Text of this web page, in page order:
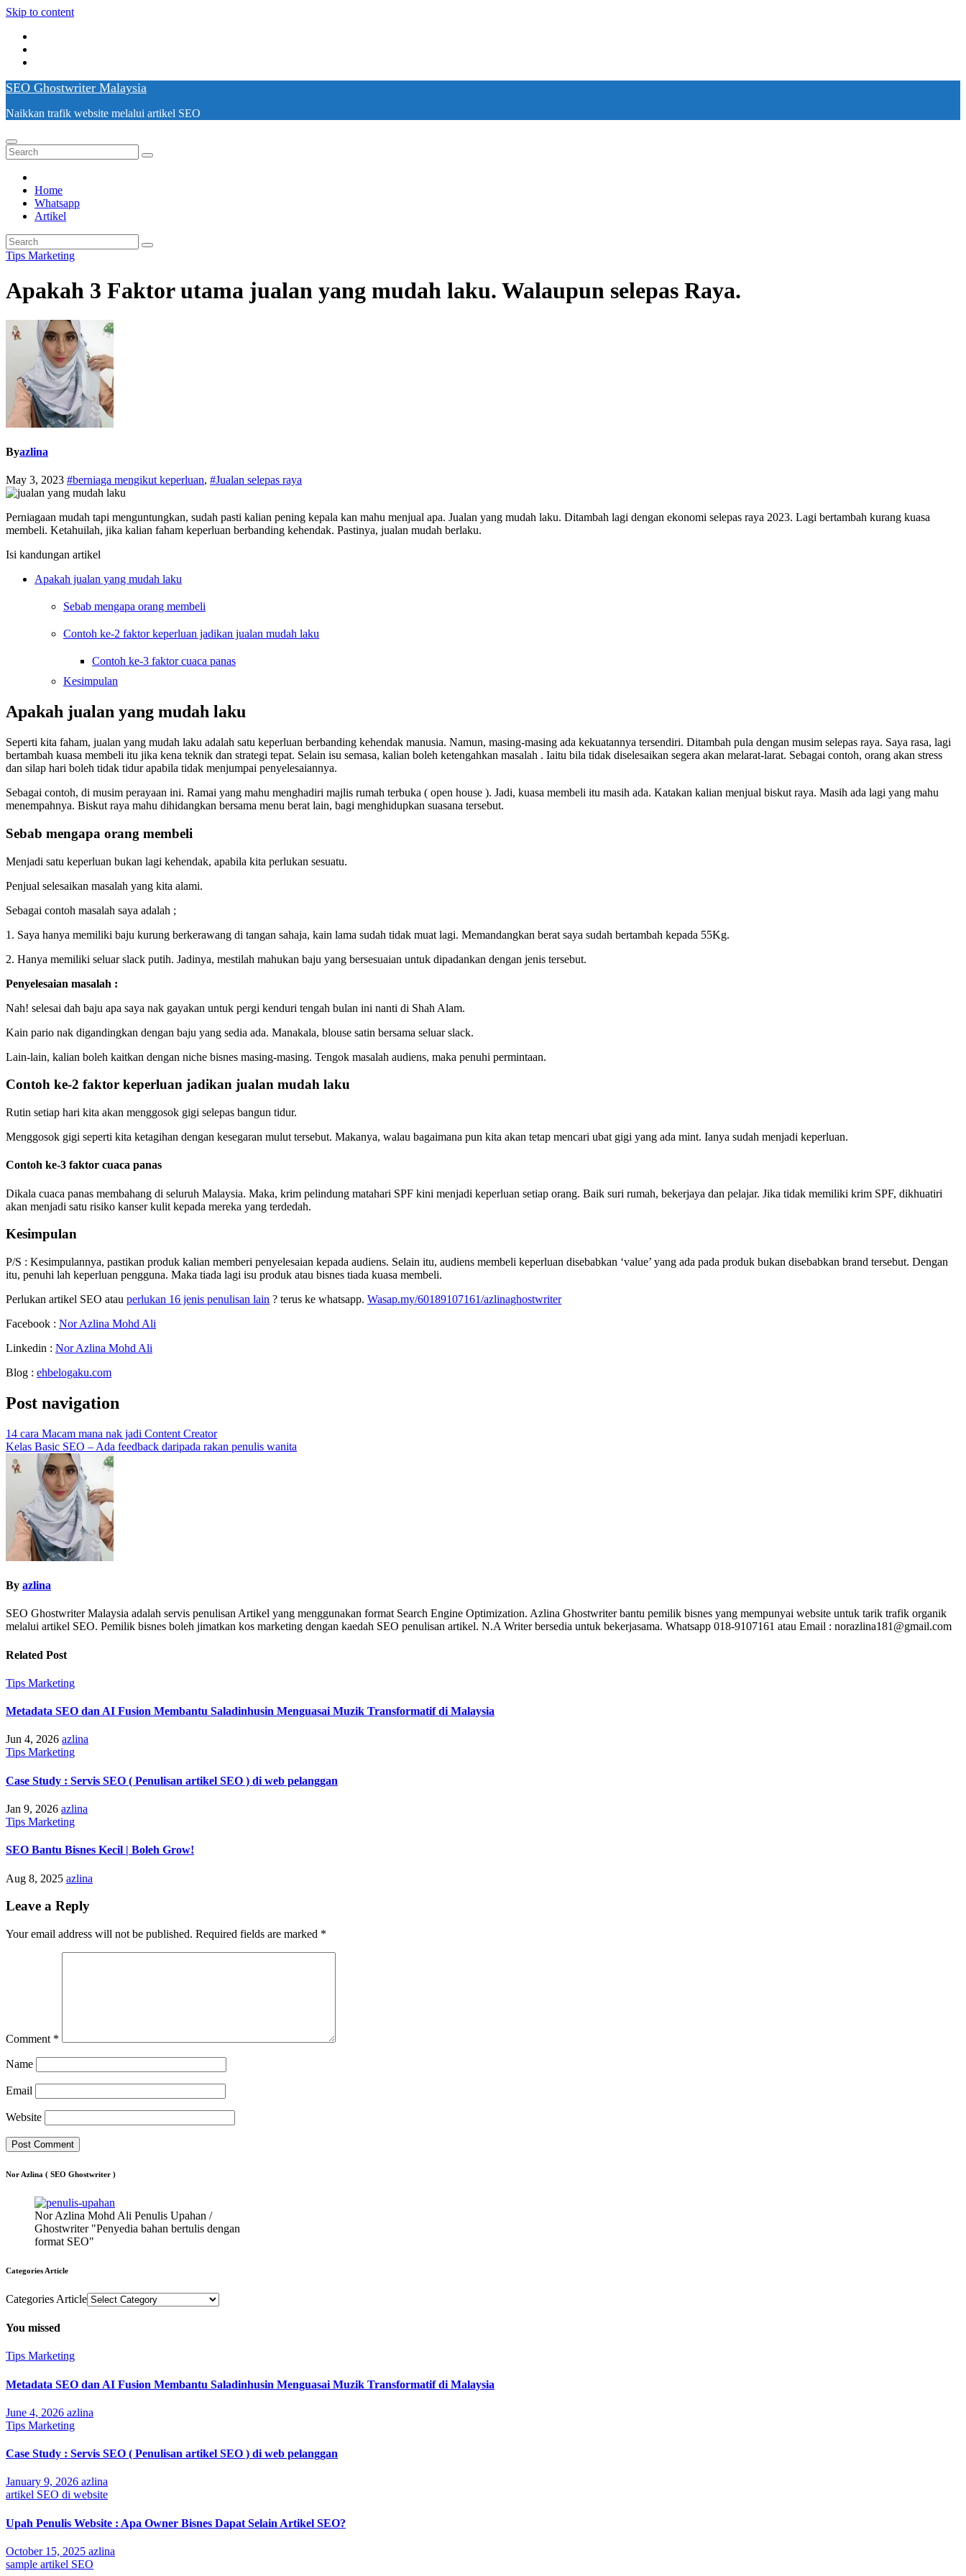
Skip to content
SEO Ghostwriter Malaysia
Naikkan trafik website melalui artikel SEO
Home
Whatsapp
Artikel
Tips Marketing
Apakah 3 Faktor utama jualan yang mudah laku. Walaupun selepas Raya.
Byazlina
May 3, 2023 #berniaga mengikut keperluan, #Jualan selepas raya
Perniagaan mudah tapi menguntungkan, sudah pasti kalian pening kepala kan mahu menjual apa. Jualan yang mudah laku. Ditambah lagi dengan ekonomi selepas raya 2023. Lagi bertambah kurang kuasa
membeli. Ketahuilah, jika kalian faham keperluan berbanding kehendak. Pastinya, jualan mudah berlaku.
Isi kandungan artikel
Apakah jualan yang mudah laku
Sebab mengapa orang membeli
Contoh ke-2 faktor keperluan jadikan jualan mudah laku
Contoh ke-3 faktor cuaca panas
Kesimpulan
Apakah jualan yang mudah laku
Seperti kita faham, jualan yang mudah laku adalah satu keperluan berbanding kehendak manusia. Namun, masing-masing ada kekuatannya tersendiri. Ditambah pula dengan musim selepas raya. Saya rasa, lagi
bertambah kuasa membeli itu jika kena teknik dan strategi tepat. Selain isu semasa, kalian boleh ketengahkan masalah . Iaitu bila tidak diselesaikan segera akan melarat-larat. Sebagai contoh, orang akan stress
dan silap hari boleh tidak tidur apabila tidak menjumpai penyelesaiannya.
Sebagai contoh, di musim perayaan ini. Ramai yang mahu menghadiri majlis rumah terbuka ( open house ). Jadi, kuasa membeli itu masih ada. Katakan kalian menjual biskut raya. Masih ada lagi yang mahu
menempahnya. Biskut raya mahu dihidangkan bersama menu berat lain, bagi menghidupkan suasana tersebut.
Sebab mengapa orang membeli
Menjadi satu keperluan bukan lagi kehendak, apabila kita perlukan sesuatu.
Penjual selesaikan masalah yang kita alami.
Sebagai contoh masalah saya adalah ;
1. Saya hanya memiliki baju kurung berkerawang di tangan sahaja, kain lama sudah tidak muat lagi. Memandangkan berat saya sudah bertambah kepada 55Kg.
2. Hanya memiliki seluar slack putih. Jadinya, mestilah mahukan baju yang bersesuaian untuk dipadankan dengan jenis tersebut.
Penyelesaian masalah :
Nah! selesai dah baju apa saya nak gayakan untuk pergi kenduri tengah bulan ini nanti di Shah Alam.
Kain pario nak digandingkan dengan baju yang sedia ada. Manakala, blouse satin bersama seluar slack.
Lain-lain, kalian boleh kaitkan dengan niche bisnes masing-masing. Tengok masalah audiens, maka penuhi permintaan.
Contoh ke-2 faktor keperluan jadikan jualan mudah laku
Rutin setiap hari kita akan menggosok gigi selepas bangun tidur.
Menggosok gigi seperti kita ketagihan dengan kesegaran mulut tersebut. Makanya, walau bagaimana pun kita akan tetap mencari ubat gigi yang ada mint. Ianya sudah menjadi keperluan.
Contoh ke-3 faktor cuaca panas
Dikala cuaca panas membahang di seluruh Malaysia. Maka, krim pelindung matahari SPF kini menjadi keperluan setiap orang. Baik suri rumah, bekerjaya dan pelajar. Jika tidak memiliki krim SPF, dikhuatiri
akan menjadi satu risiko kanser kulit kepada mereka yang terdedah.
Kesimpulan
P/S : Kesimpulannya, pastikan produk kalian memberi penyelesaian kepada audiens. Selain itu, audiens membeli keperluan disebabkan ‘value’ yang ada pada produk bukan disebabkan brand tersebut. Dengan
itu, penuhi lah keperluan pengguna. Maka tiada lagi isu produk atau bisnes tiada kuasa membeli.
Perlukan artikel SEO atau perlukan 16 jenis penulisan lain ? terus ke whatsapp. Wasap.my/60189107161/azlinaghostwriter
Facebook : Nor Azlina Mohd Ali
Linkedin : Nor Azlina Mohd Ali
Blog : ehbelogaku.com
Post navigation
14 cara Macam mana nak jadi Content Creator
Kelas Basic SEO – Ada feedback daripada rakan penulis wanita
By azlina
SEO Ghostwriter Malaysia adalah servis penulisan Artikel yang menggunakan format Search Engine Optimization. Azlina Ghostwriter bantu pemilik bisnes yang mempunyai website untuk tarik trafik organik
melalui artikel SEO. Pemilik bisnes boleh jimatkan kos marketing dengan kaedah SEO penulisan artikel. N.A Writer bersedia untuk bekerjasama. Whatsapp 018-9107161 atau Email : norazlina181@gmail.com
Related Post
Tips Marketing
Metadata SEO dan AI Fusion Membantu Saladinhusin Menguasai Muzik Transformatif di Malaysia
Jun 4, 2026 azlina
Tips Marketing
Case Study : Servis SEO ( Penulisan artikel SEO ) di web pelanggan
Jan 9, 2026 azlina
Tips Marketing
SEO Bantu Bisnes Kecil | Boleh Grow!
Aug 8, 2025 azlina
Leave a Reply
Your email address will not be published. Required fields are marked *
Comment *
Name
Email
Website
Nor Azlina ( SEO Ghostwriter )
Nor Azlina Mohd Ali Penulis Upahan /
Ghostwriter "Penyedia bahan bertulis dengan
format SEO"
Categories Article
Categories Article
You missed
Tips Marketing
Metadata SEO dan AI Fusion Membantu Saladinhusin Menguasai Muzik Transformatif di Malaysia
June 4, 2026 azlina
Tips Marketing
Case Study : Servis SEO ( Penulisan artikel SEO ) di web pelanggan
January 9, 2026 azlina
artikel SEO di website
Upah Penulis Website : Apa Owner Bisnes Dapat Selain Artikel SEO?
October 15, 2025 azlina
sample artikel SEO